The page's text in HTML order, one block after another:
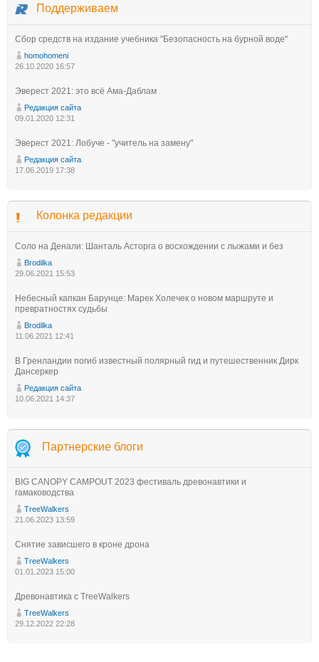
Поддерживаем
Сбор средств на издание учебника "Безопасность на бурной воде"
homohomeni
26.10.2020 16:57
Эверест 2021: это всё Ама-Даблам
Редакция сайта
09.01.2020 12:31
Эверест 2021: Лобуче - "учитель на замену"
Редакция сайта
17.06.2019 17:38
Колонка редакции
Соло на Денали: Шанталь Асторга о восхождении с лыжами и без
Brodilka
29.06.2021 15:53
Небесный капкан Барунце: Марек Холечек о новом маршруте и
превратностях судьбы
Brodilka
11.06.2021 12:41
В Гренландии погиб известный полярный гид и путешественник Дирк
Дансеркер
Редакция сайта
10.06.2021 14:37
Партнерские блоги
BIG CANOPY CAMPOUT 2023 фестиваль древонавтики и
гамаководства
TreeWalkers
21.06.2023 13:59
Снятие зависшего в кроне дрона
TreeWalkers
01.01.2023 15:00
Древонавтика с TreeWalkers
TreeWalkers
29.12.2022 22:28